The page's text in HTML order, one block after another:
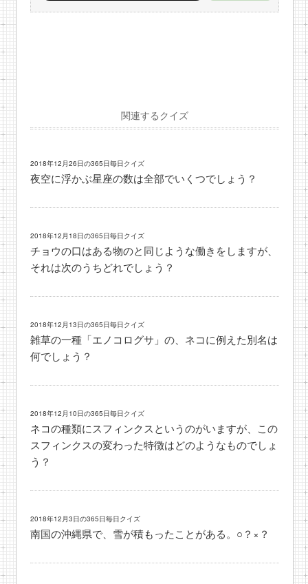
関連するクイズ
2018年12月26日の365日毎日クイズ
夜空に浮かぶ星座の数は全部でいくつでしょう？
2018年12月18日の365日毎日クイズ
チョウの口はある物のと同じような働きをしますが、
それは次のうちどれでしょう？
2018年12月13日の365日毎日クイズ
雑草の一種「エノコログサ」の、ネコに例えた別名は
何でしょう？
2018年12月10日の365日毎日クイズ
ネコの種類にスフィンクスというのがいますが、この
スフィンクスの変わった特徴はどのようなものでしょ
う？
2018年12月3日の365日毎日クイズ
南国の沖縄県で、雪が積もったことがある。○？×？